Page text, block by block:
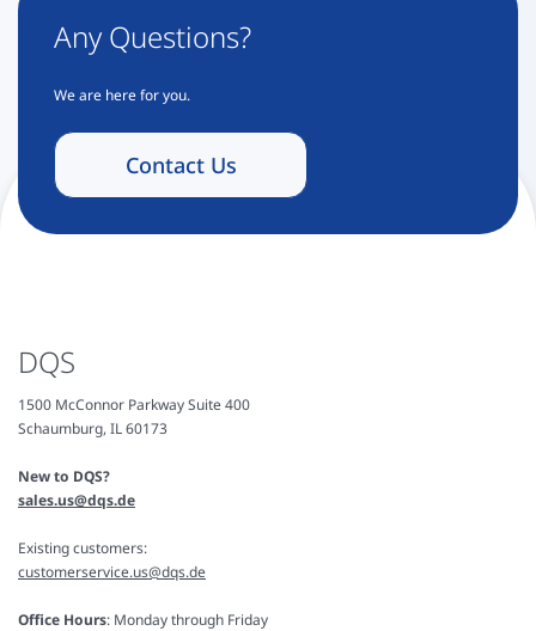
Any Questions?
We are here for you.
Contact Us
DQS
1500 McConnor Parkway Suite 400
Schaumburg, IL 60173
New to DQS?
sales.us@dqs.de
Existing customers:
customerservice.us@dqs.de
Office Hours: Monday through Friday